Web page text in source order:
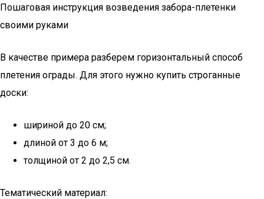
Пошаговая инструкция возведения забора-плетенки
своими руками
В качестве примера разберем горизонтальный способ
плетения ограды. Для этого нужно купить строганные
доски:
шириной до 20 см;
длиной от 3 до 6 м;
толщиной от 2 до 2,5 см.
Тематический материал: